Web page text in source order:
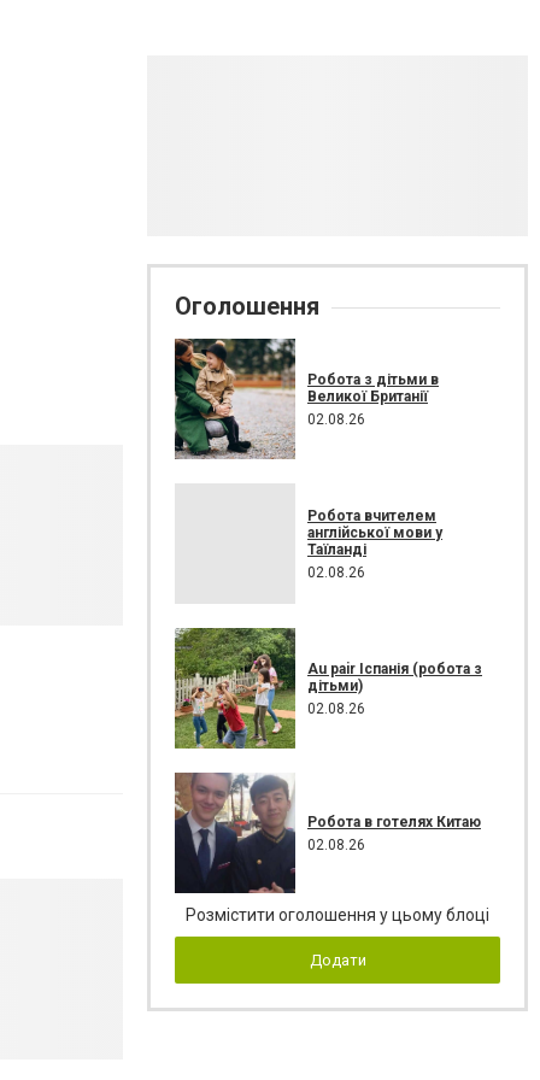
Оголошення
Робота з дітьми в
Великої Британії
02.08.26
Робота вчителем
англійської мови у
Таїланді
02.08.26
Au pair Іспанія (робота з
дітьми)
02.08.26
Робота в готелях Китаю
02.08.26
Розмістити оголошення у цьому блоці
Додати